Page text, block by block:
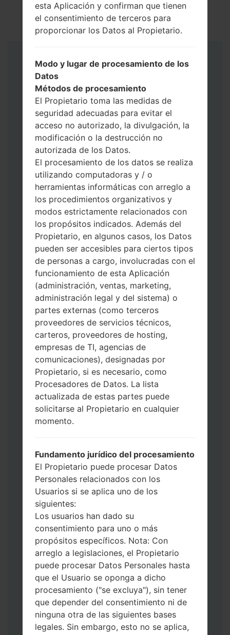
Instrucciones
Descargue a su PC: la última versión de
Odin 3.
A continuación, extraiga el archivo de
firmware.
Debe obtener 1 (si es archivo 1, elíjalo aquí)
o 5 (si es archivo 5, selecciónelo aquí):
AP: "Sistema y Recuperación"
CP: "Módem y Radio"
CSC _ ***: "País y región y operador"
HOME_CSC _ ***: "País y regióny
operador"
Agregue todos los archivos a Odin 3.
Si desea hacer clean flash, use CSC _ *** o
use HOME_CSC _ *** para mantener sus
datos y aplicaciones.
Ahora apague su teléfono y entre al Modo
de Descarga. Cómo hacer todos los
Presione y mantenga presionados la
tecla de Encendido, el botón de Subir
volumen y la tecla de Bixby.
Presione y mantenga presionadas las
teclas de Subir y de Bajar volumen y
luego conecte un cable USB.
Presione y mantenga presionados la
tecla de Encendido, el botón de Bajar
volumen y la tecla de Inicio.
Conecte un cable USB, luego
mantenga presionados el botón de Bixby
y la tecla de Bajar volumen.
Presione y mantenga presionados la
tecla de Encendido y el botón de Subir
volumen.
esta Aplicación y confirman que tienen
el consentimiento de terceros para
proporcionar los Datos al Propietario.
Modo y lugar de procesamiento de los
Datos
Métodos de procesamiento
El Propietario toma las medidas de
seguridad adecuadas para evitar el
acceso no autorizado, la divulgación, la
modificación o la destrucción no
autorizada de los Datos.
El procesamiento de los datos se realiza
utilizando computadoras y / o
herramientas informáticas con arreglo a
los procedimientos organizativos y
modos estrictamente relacionados con
los propósitos indicados. Además del
Propietario, en algunos casos, los Datos
pueden ser accesibles para ciertos tipos
de personas a cargo, involucradas con el
funcionamiento de esta Aplicación
(administración, ventas, marketing,
administración legal y del sistema) o
partes externas (como terceros
proveedores de servicios técnicos,
carteros, proveedores de hosting,
empresas de TI, agencias de
comunicaciones), designadas por
Propietario, si es necesario, como
Procesadores de Datos. La lista
actualizada de estas partes puede
solicitarse al Propietario en cualquier
momento.
Fundamento jurídico del procesamiento
El Propietario puede procesar Datos
Personales relacionados con los
Usuarios si se aplica uno de los
siguientes:
Los usuarios han dado su
consentimiento para uno o más
propósitos específicos. Nota: Con
arreglo a legislaciones, el Propietario
puede procesar Datos Personales hasta
que el Usuario se oponga a dicho
procesamiento ("se excluya"), sin tener
que depender del consentimiento ni de
ninguna otra de las siguientes bases
legales. Sin embargo, esto no se aplica,